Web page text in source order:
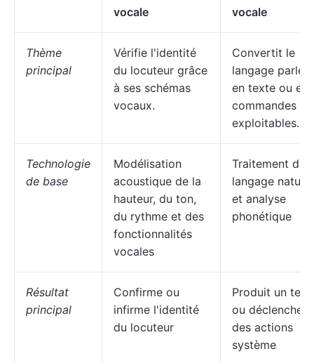
vocale
vocale
Thème
principal
Vérifie l'identité
du locuteur grâce
à ses schémas
vocaux.
Convertit le
langage parlé
en texte ou en
commandes
exploitables.
Technologie
de base
Modélisation
acoustique de la
hauteur, du ton,
du rythme et des
fonctionnalités
vocales
Traitement du
langage naturel
et analyse
phonétique
Résultat
principal
Confirme ou
infirme l'identité
du locuteur
Produit un
ou déclenche
des actions
système